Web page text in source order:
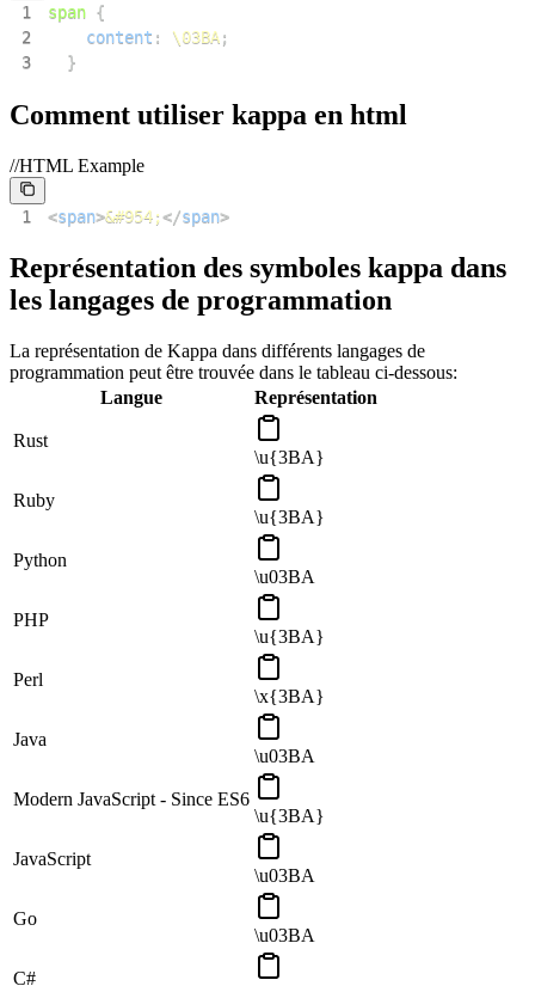
1 span {
2
content : \03BA;
3
}
Comment utiliser kappa en html
//HTML Example
1 <span>&#954;</span>
Représentation des symboles kappa dans
les langages de programmation
La représentation de Kappa dans différents langages de
programmation peut être trouvée dans le tableau ci-dessous:
Langue
Représentation
Rust
\u{3BA}
Ruby
\u{3BA}
Python
\u03BA
PHP
\u{3BA}
Perl
\x{3BA}
Java
\u03BA
Modern JavaScript - Since ES6
\u{3BA}
JavaScript
\u03BA
Go
\u03BA
C#